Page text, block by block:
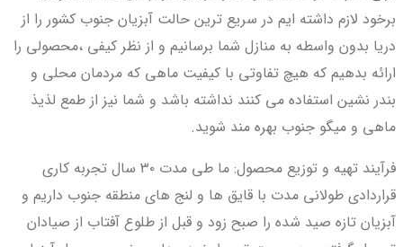
برخود لازم داشته ایم در سریع ترین حالت آبزیان جنوب کشور را از
دریا بدون واسطه به منازل شما برسانیم و از نظر کیفی ،محصولی را
ارائه بدهیم که هیچ تفاوتی با کیفیت ماهی که مردمان محلی و
بندر نشین استفاده می کنند نداشته باشد و شما نیز از طمع لذیذ
ماهی و میگو جنوب بهره مند شوید.
فرآیند تهیه و توزیع محصول: ما طی مدت ۳۰ سال تجربه کاری
قراردادی طولانی مدت با قایق ها و لنج های منطقه جنوب داریم و
آبزیان تازه صید شده را صبح زود و قبل از طلوع آفتاب از صیادان